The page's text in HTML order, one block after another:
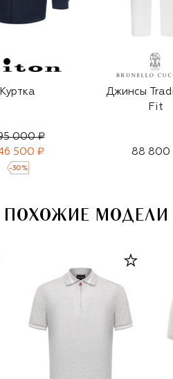
Куртка
000 ₽
500 ₽
-30 %
Джинсы
Fit
88 800
ПОХОЖИЕ МОДЕЛИ